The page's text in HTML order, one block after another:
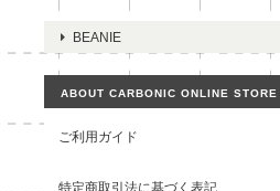
BEANIE
ABOUT CARBONIC ONLINE STORE
ご利用ガイド
特定商取引法に基づく表記